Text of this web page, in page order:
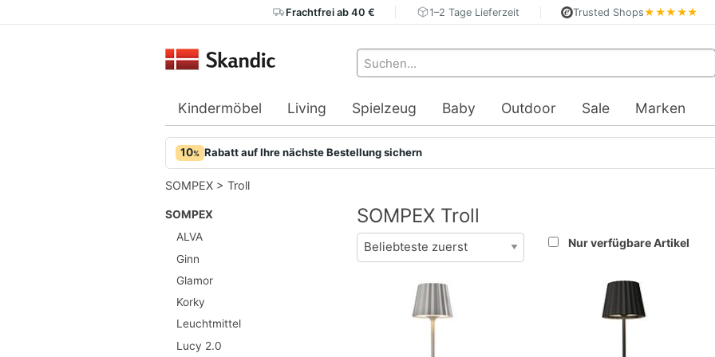
Frachtfrei ab 40 € 1–2 Tage Lieferzeit Trusted Shops★★★★★
Kindermöbel Living Spielzeug Baby Outdoor Sale Marken
10% Rabatt auf Ihre nächste Bestellung sichern
SOMPEX > Troll
SOMPEX
ALVA
Ginn
Glamor
Korky
Leuchtmittel
Lucy 2.0
SOMPEX Troll
Nur verfügbare Artikel